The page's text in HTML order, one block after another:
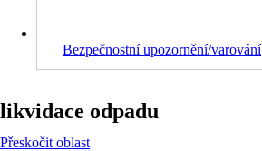
Bezpečnostní upozornění/varování
likvidace odpadu
Přeskočit oblast